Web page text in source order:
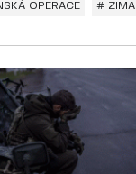
OPERACE # ZIMA